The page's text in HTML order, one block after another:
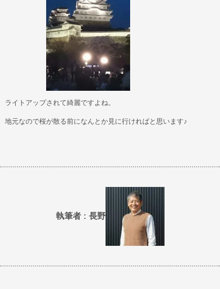
ライトアップされて綺麗ですよね。
地元なので桜が散る前になんとか見に行ければと思います♪
執筆者 : 長野